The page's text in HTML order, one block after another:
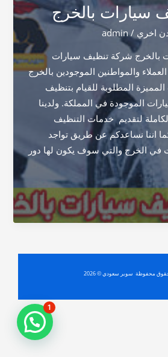
سيارات بالخرج
اخري /
admin
بالخرج شركة تنظيف سيارات
والمواطنين الموجودين بالخرج
المطلوبة للقيام بتنظيف
الموجودة في المملكة. ولدينا
لتقديم خدمات التنظيف
اننا نساعدكم عن طريق تواجد
في الخرج والتي سوف يكون لها دور
محفوظة سوبر سعودي © 2026
1